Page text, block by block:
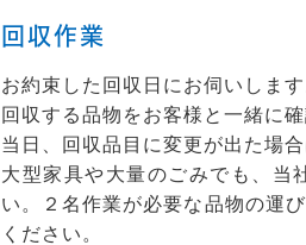
回収作業
お約束した回収日にお伺いします
回収する品物をお客様と一緒に
当日、回収品目に変更が出た場
大型家具や大量のごみでも、当
い。２名作業が必要な品物の運
ください。